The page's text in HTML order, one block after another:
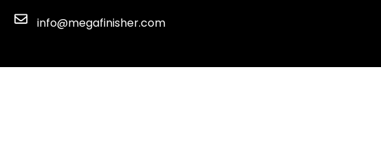
info@megafinisher.com